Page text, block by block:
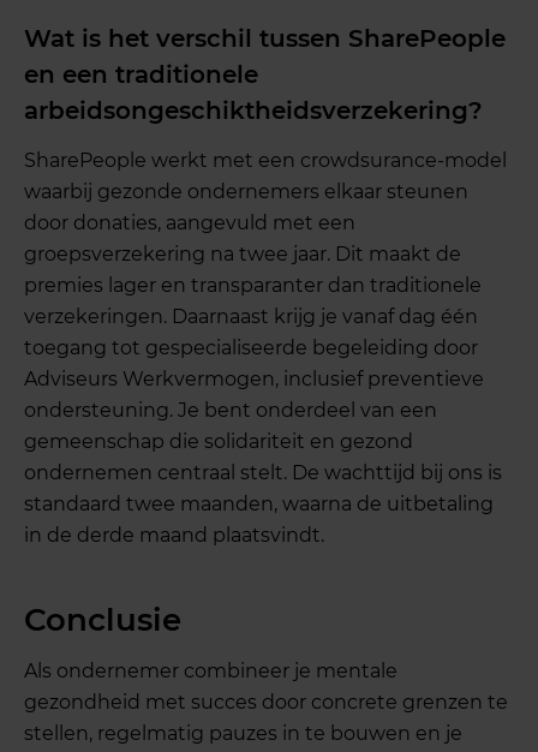
Wat is het verschil tussen SharePeople
en een traditionele
arbeidsongeschiktheidsverzekering?
SharePeople werkt met een crowdsurance-model
waarbij gezonde ondernemers elkaar steunen
door donaties, aangevuld met een
groepsverzekering na twee jaar. Dit maakt de
premies lager en transparanter dan traditionele
verzekeringen. Daarnaast krijg je vanaf dag één
toegang tot gespecialiseerde begeleiding door
Adviseurs Werkvermogen, inclusief preventieve
ondersteuning. Je bent onderdeel van een
gemeenschap die solidariteit en gezond
ondernemen centraal stelt. De wachttijd bij ons is
standaard twee maanden, waarna de uitbetaling
in de derde maand plaatsvindt.
Conclusie
Als ondernemer combineer je mentale
gezondheid met succes door concrete grenzen te
stellen, regelmatig pauzes in te bouwen en je